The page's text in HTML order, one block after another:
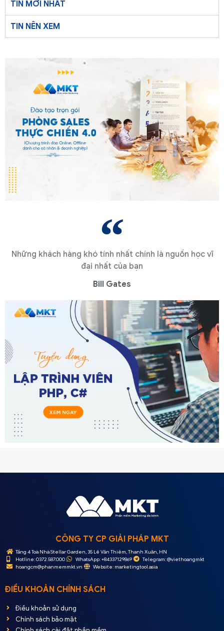
TIN MỚI NHẤT
TIN NÊN XEM
Những khách hàng khó tính nhất chính là nguồn học vĩ
đại nhất của bạn
Bill Gates
CÔNG TY CP GIẢI PHÁP MKT
Tầng 4 Toà Nhà Stellar Garden, 35 Lê Văn Thiêm, Thanh Xuân, HN
Hotline: 0372.587.000
WhatsApp: +84337129869
Telegram: @viethoangmkt
hoangcm@phanmemmkt.vn
Website: marketingtool.asia
ĐIỀU KHOẢN CHÍNH SÁCH
Điều khoản sử dụng
Chính sách bảo mật